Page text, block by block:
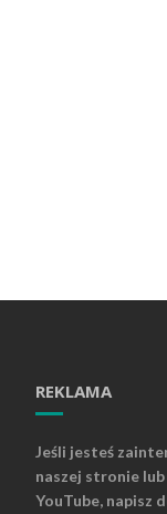
REKLAMA
Jeśli jesteś
naszej stronie lub
YouTube, napisz